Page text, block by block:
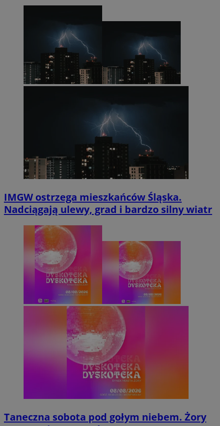
IMGW ostrzega mieszkańców Śląska.
Nadciągają ulewy, grad i bardzo silny wiatr
Taneczna sobota pod gołym niebem. Żory